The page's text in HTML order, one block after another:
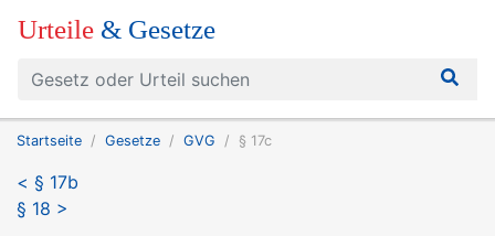
Urteile & Gesetze
Startseite Gesetze GVG § 17c
< § 17b
§ 18 >